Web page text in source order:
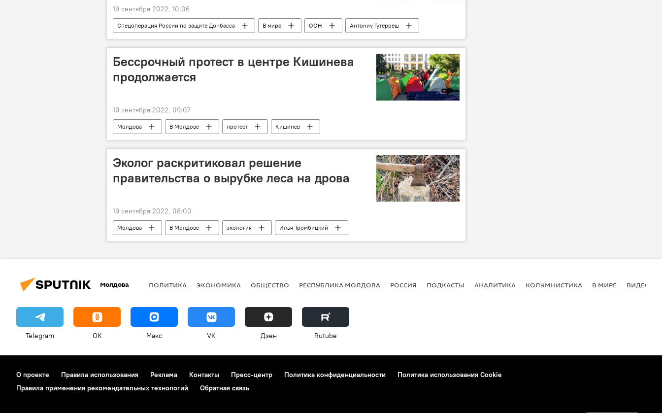
19 сентября 2022, 10:06
Спецоперация России по защите Донбасса В мире ООН Антониу Гутерреш
Бессрочный протест в центре Кишинева
продолжается
19 сентября 2022, 09:07
Молдова В Молдове протест Кишинев
Эколог раскритиковал решение
правительства о вырубке леса на дрова
19 сентября 2022, 08:00
Молдова В Молдове экология Илья Тромбицкий
Молдова ПОЛИТИКА ЭКОНОМИКА ОБЩЕСТВО РЕСПУБЛИКА МОЛДОВА РОССИЯ ПОДКАСТЫ АНАЛИТИКА КОЛУМНИСТИКА В МИРЕ ВИДЕО
Telegram OK Макс VK Дзен Rutube
О проекте Правила использования Реклама Контакты Пресс-центр Политика конфиденциальности
Политика использования Cookie
Правила применения рекомендательных технологий
Обратная связь